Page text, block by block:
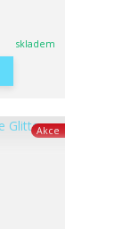
skladem
Akce